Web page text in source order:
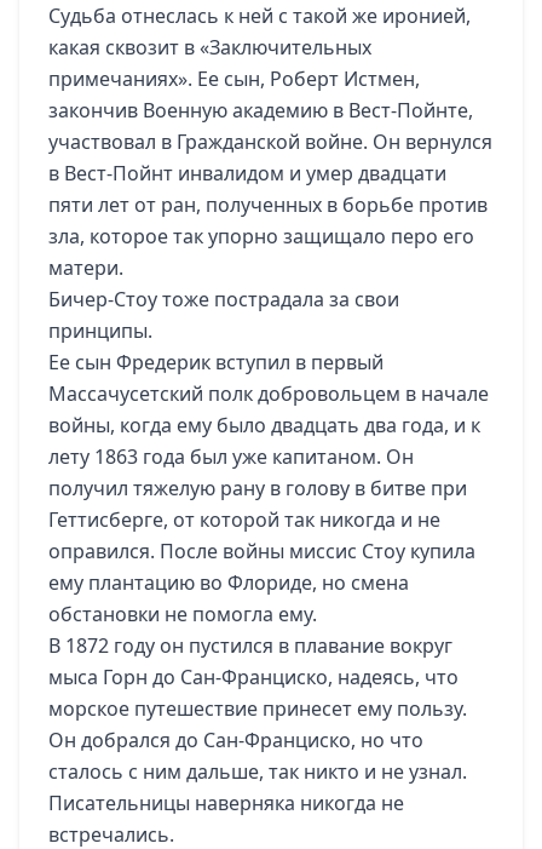
Судьба отнеслась к ней с такой же иронией,
какая сквозит в «Заключительных
примечаниях». Ее сын, Роберт Истмен,
закончив Военную академию в Вест-Пойнте,
участвовал в Гражданской войне. Он вернулся
в Вест-Пойнт инвалидом и умер двадцати
пяти лет от ран, полученных в борьбе против
зла, которое так упорно защищало перо его
матери.
Бичер-Стоу тоже пострадала за свои
принципы.
Ее сын Фредерик вступил в первый
Массачусетский полк добровольцем в начале
войны, когда ему было двадцать два года, и к
лету 1863 года был уже капитаном. Он
получил тяжелую рану в голову в битве при
Геттисберге, от которой так никогда и не
оправился. После войны миссис Стоу купила
ему плантацию во Флориде, но смена
обстановки не помогла ему.
В 1872 году он пустился в плавание вокруг
мыса Горн до Сан-Франциско, надеясь, что
морское путешествие принесет ему пользу.
Он добрался до Сан-Франциско, но что
сталось с ним дальше, так никто и не узнал.
Писательницы наверняка никогда не
встречались.